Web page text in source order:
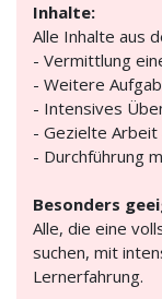
Inhalte:
Alle Inhalte aus
- Vermittlung
- Weitere
- Intensives
- Gezielte Arbeit
- Durchführung
Besonders
Alle, die eine
suchen, mit
Lernerfahrung.